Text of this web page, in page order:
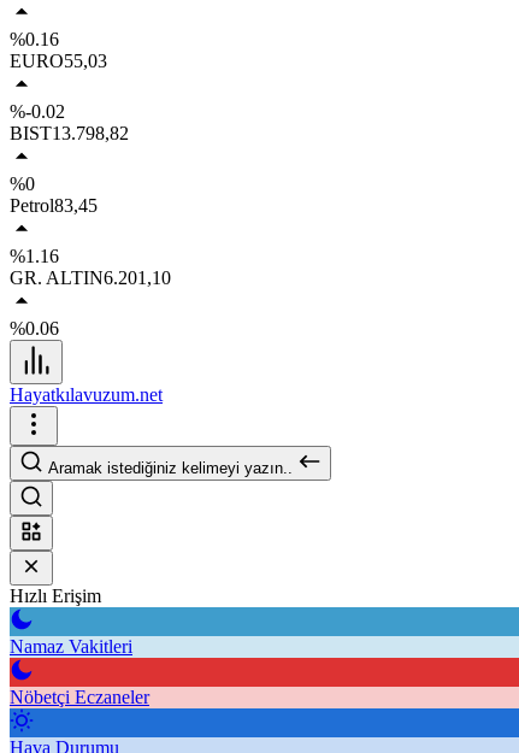
%0.16
EURO55,03
%-0.02
BIST13.798,82
%0
Petrol83,45
%1.16
GR. ALTIN6.201,10
%0.06
Hayatkılavuzum.net
Aramak istediğiniz kelimeyi yazın..
Hızlı Erişim
Namaz Vakitleri
Nöbetçi Eczaneler
Hava Durumu